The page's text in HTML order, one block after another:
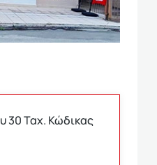
30 Ταχ. Κώδικας